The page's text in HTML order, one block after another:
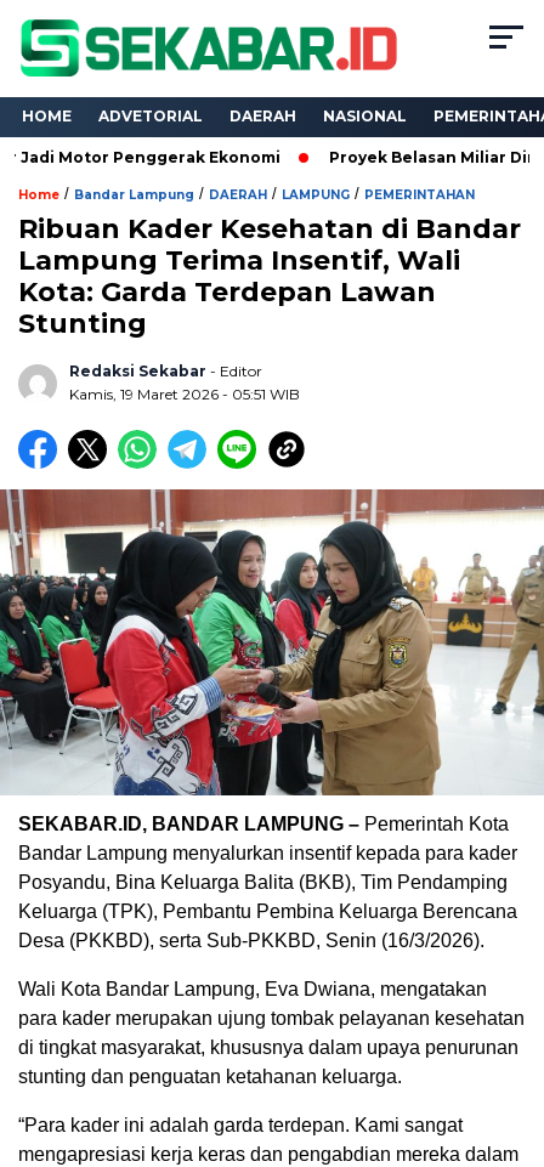
HOME ADVETORIAL DAERAH NASIONAL
Penggerak Ekonomi Proyek Belasan Miliar Dinas PKPCK
Home / Bandar Lampung / DAERAH / LAMPUNG / PEMERINTAHAN
Ribuan Kader Kesehatan di Bandar
Lampung Terima Insentif, Wali
Kota: Garda Terdepan Lawan
Stunting
Redaksi Sekabar - Editor
Kamis, 19 Maret 2026 - 05:51 WIB
SEKABAR.ID, BANDAR LAMPUNG – Pemerintah Kota
Bandar Lampung menyalurkan insentif kepada para kader
Posyandu, Bina Keluarga Balita (BKB), Tim Pendamping
Keluarga (TPK), Pembantu Pembina Keluarga Berencana
Desa (PKKBD), serta Sub-PKKBD, Senin (16/3/2026).
Wali Kota Bandar Lampung, Eva Dwiana, mengatakan
para kader merupakan ujung tombak pelayanan kesehatan
di tingkat masyarakat, khususnya dalam upaya penurunan
stunting dan penguatan ketahanan keluarga.
“Para kader ini adalah garda terdepan. Kami sangat
mengapresiasi kerja keras dan pengabdian mereka dalam